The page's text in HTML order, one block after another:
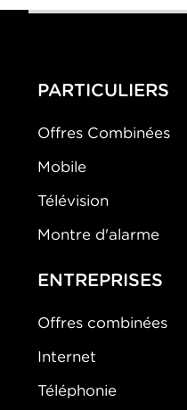
PARTICULIERS
Offres Combinées
Mobile
Télévision
Montre d'alarme
ENTREPRISES
Offres combinées
Internet
Téléphonie